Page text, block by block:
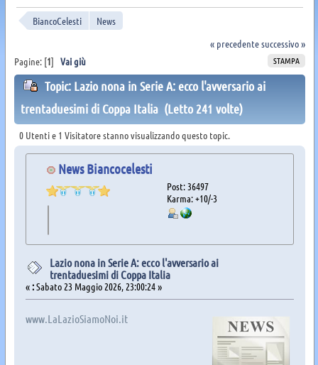
BiancoCelesti
News
« precedentesuccessivo »
STAMPA
Pagine: [1] Vai giù
Topic: Lazio nona in Serie A: ecco l'avversario ai
trentaduesimi di Coppa Italia (Letto 241 volte)
0 Utenti e 1 Visitatore stanno visualizzando questo topic.
News Biancocelesti
Post: 36497
Karma: +10/-3
Lazio nona in Serie A: ecco l'avversario ai
trentaduesimi di Coppa Italia
«:Sabato 23 Maggio 2026, 23:00:24 »
www.LaLazioSiamoNoi.it